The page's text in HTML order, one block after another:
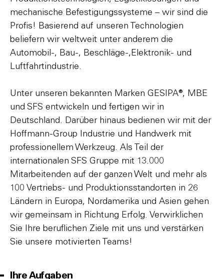
mechanische Befestigungssysteme – wir sind die
Profis! Basierend auf unseren Technologien
beliefern wir weltweit unter anderem die
Automobil-, Bau-, Beschläge-,Elektronik- und
Luftfahrtindustrie.
Unter unseren bekannten Marken GESIPA®, MBE
und SFS entwickeln und fertigen wir in
Deutschland. Darüber hinaus bedienen wir mit der
Hoffmann-Group Industrie und Handwerk mit
professionellem Werkzeug. Als Teil der
internationalen SFS Gruppe mit 13.000
Mitarbeitenden auf der ganzen Welt und mehr als
100 Vertriebs- und Produktionsstandorten in 26
Ländern in Europa, Nordamerika und Asien gehen
wir gemeinsam in Richtung Erfolg. Verwirklichen
Sie Ihre beruflichen Ziele mit uns und verstärken
Sie unsere motivierten Teams!
Ihre Aufgaben